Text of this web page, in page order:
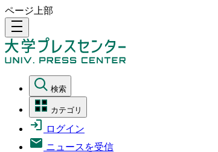
ページ上部
density_medium
検索
カテゴリ
ログイン
ニュースを受信